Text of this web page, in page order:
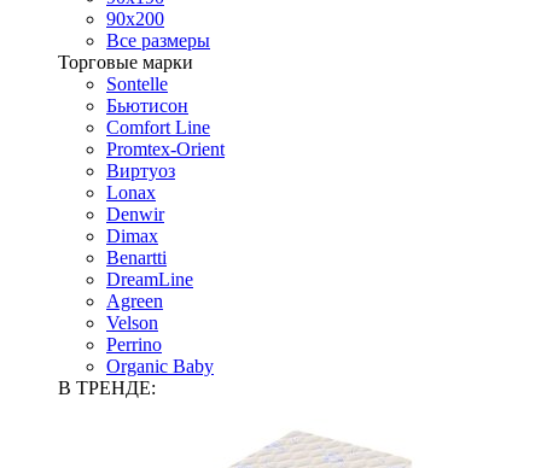
90х200
Все размеры
Торговые марки
Sontelle
Бьютисон
Comfort Line
Promtex-Orient
Виртуоз
Lonax
Denwir
Dimax
Benartti
DreamLine
Agreen
Velson
Perrino
Organic Baby
В ТРЕНДЕ: